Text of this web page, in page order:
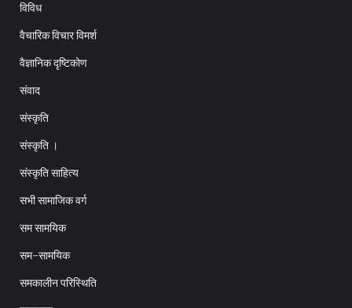
विविध
वैचारिक विचार विमर्श
वैज्ञानिक दृष्टिकोण
संवाद
संस्कृति
संस्कृति ।
संस्कृति साहित्य
सभी सामाजिक वर्ग
सम सामयिक
सम-सामयिक
समकालीन परिस्थिति